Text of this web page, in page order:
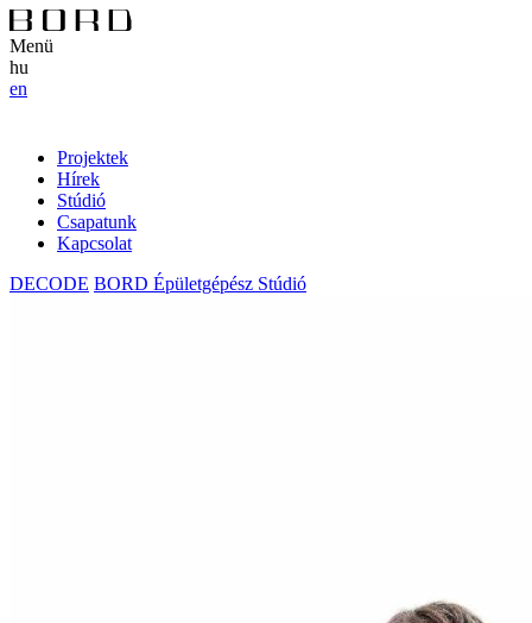
Menü
hu
en
Projektek
Hírek
Stúdió
Csapatunk
Kapcsolat
DECODE BORD Épületgépész Stúdió